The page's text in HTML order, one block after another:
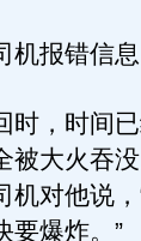
报错信息
，时间已
被大火吞
机对他说
要爆炸。”